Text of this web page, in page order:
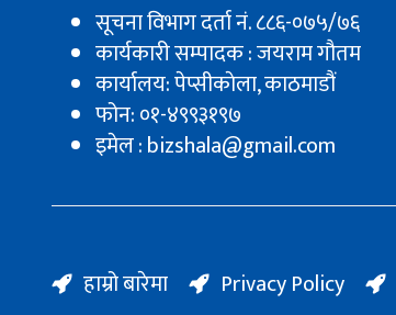
सूचना विभाग दर्ता नं. ८८६-०७५/७६
कार्यकारी सम्पादक : जयराम गौतम
कार्यालय: पेप्सीकाेला, काठमाडौं
फोन: ०१-४९९३१९७
इमेल : bizshala@gmail.com
हाम्रो बारेमा Privacy Policy